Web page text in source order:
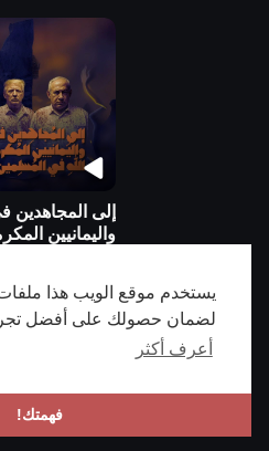
يستخدم موقع الويب هذا
لضمان حصولك على أفضل
أعرف أكثر
فهمتك!
إلى
واليمانيين
691 المشاهدات